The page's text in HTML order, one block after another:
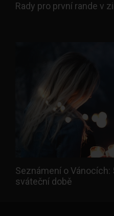
Rady pro první rande v
Seznámení o
sváteční době